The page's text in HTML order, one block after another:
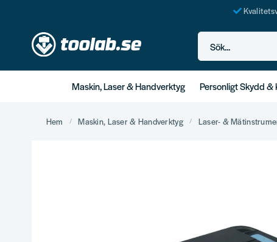
Sök...
Maskin, Laser & Handverktyg Personligt Skydd &
Hem Maskin, Laser & Handverktyg Laser- &